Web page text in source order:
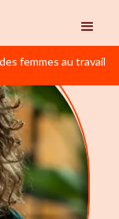
femmes au travail